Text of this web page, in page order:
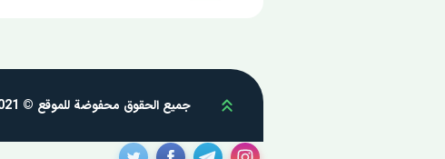
Scroll upجميع الحقوق محفوضة للموقع © 2021